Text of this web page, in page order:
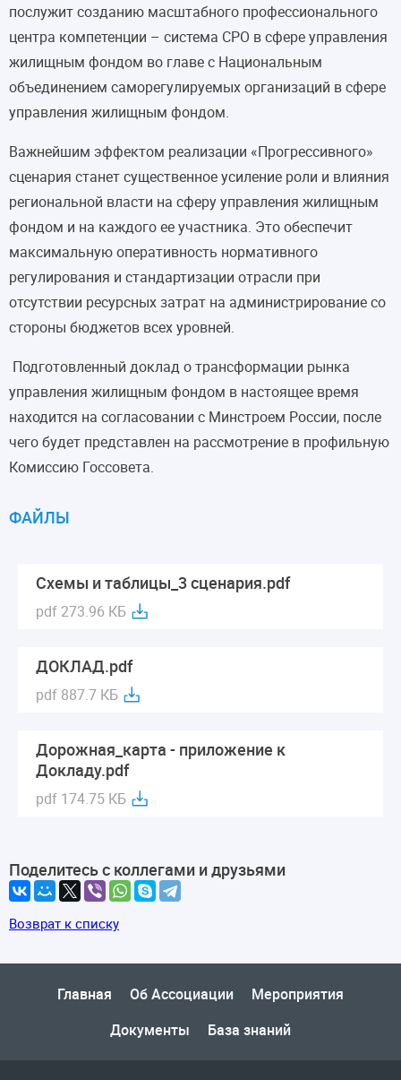
послужит созданию масштабного профессионального
центра компетенции – система СРО в сфере управления
жилищным фондом во главе с Национальным
объединением саморегулируемых организаций в сфере
управления жилищным фондом.
Важнейшим эффектом реализации «Прогрессивного»
сценария станет существенное усиление роли и влияния
региональной власти на сферу управления жилищным
фондом и на каждого ее участника. Это обеспечит
максимальную оперативность нормативного
регулирования и стандартизации отрасли при
отсутствии ресурсных затрат на администрирование со
стороны бюджетов всех уровней.
Подготовленный доклад о трансформации рынка
управления жилищным фондом в настоящее время
находится на согласовании с Минстроем России, после
чего будет представлен на рассмотрение в профильную
Комиссию Госсовета.
ФАЙЛЫ
Схемы и таблицы_3 сценария.pdf
pdf 273.96 КБ
ДОКЛАД.pdf
pdf 887.7 КБ
Дорожная_карта - приложение к
Докладу.pdf
pdf 174.75 КБ
Поделитесь с коллегами и друзьями
Возврат к списку
Главная Об Ассоциации
Мероприятия
Документы
База знаний